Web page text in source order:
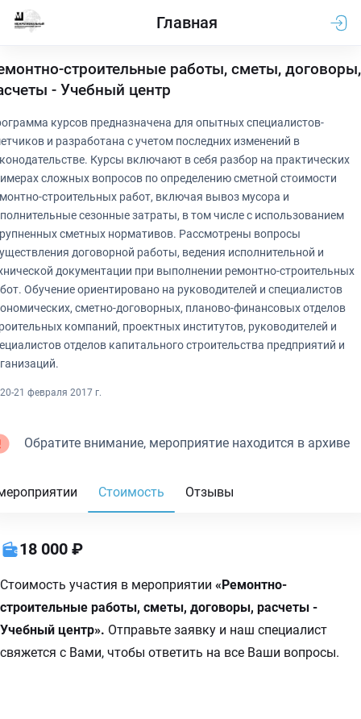
Главная
строительные работы, сметы, договоры,
- Учебный центр
курсов предназначена для опытных специалистов-
и разработана с учетом последних изменений в
Курсы включают в себя разбор на практических
сложных вопросов по определению сметной стоимости
строительных работ, включая вывоз мусора и
сезонные затраты, в том числе с использованием
сметных нормативов. Рассмотрены вопросы
договорной работы, ведения исполнительной и
документации при выполнении ремонтно-строительных
Обучение ориентировано на руководителей и специалистов
сметно-договорных, планово-финансовых отделов
компаний, проектных институтов, руководителей и
отделов капитального строительства предприятий и
20-21 февраля 2017 г.
Обратите внимание, мероприятие находится в архиве
Стоимость Отзывы
18 000 ₽
Стоимость участия в мероприятии «Ремонтно-
строительные работы, сметы, договоры, расчеты -
Учебный центр». Отправьте заявку и наш специалист
свяжется с Вами, чтобы ответить на все Ваши вопросы.